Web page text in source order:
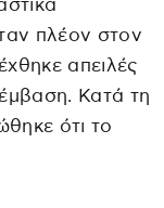
πλέον στον
απειλές
Κατά τη
ότι το